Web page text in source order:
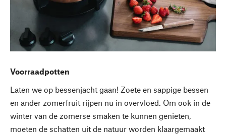
Voorraadpotten
Laten we op bessenjacht gaan! Zoete en sappige bessen
en ander zomerfruit rijpen nu in overvloed. Om ook in de
winter van de zomerse smaken te kunnen genieten,
moeten de schatten uit de natuur worden klaargemaakt